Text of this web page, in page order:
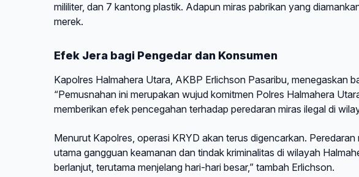
mililiter, dan 7 kantong plastik. Adapun miras pabrikan yang
merek.
Efek Jera bagi Pengedar dan Konsumen
Kapolres Halmahera Utara, AKBP Erlichson Pasaribu, menegaskan
“Pemusnahan ini merupakan wujud komitmen Polres Halmahera
memberikan efek pencegahan terhadap peredaran miras ilegal di
Menurut Kapolres, operasi KRYD akan terus digencarkan.
utama gangguan keamanan dan tindak kriminalitas di wilayah
berlanjut, terutama menjelang hari-hari besar,” tambah Erlichson.